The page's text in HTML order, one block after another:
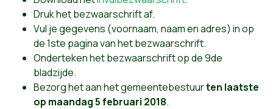
Druk het bezwaarschrift af.
Vul je gegevens (voornaam, naam en adres) in op
de 1ste pagina van het bezwaarschrift.
Onderteken het bezwaarschrift op de 9de
bladzijde.
Bezorg het aan het gemeentebestuurten laatste
op maandag 5 februari 2018.